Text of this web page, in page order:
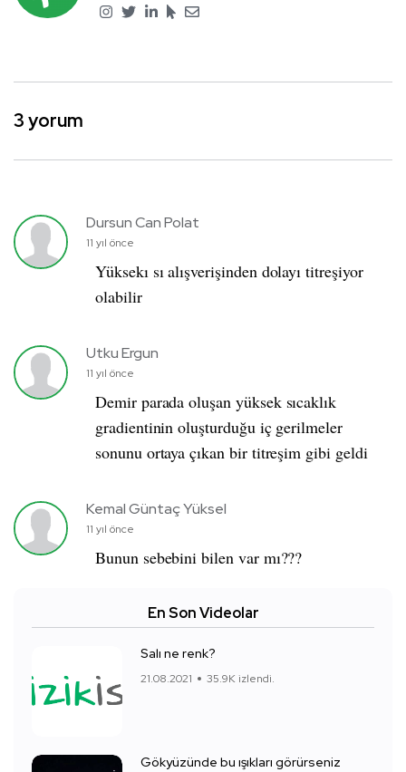
3 yorum
Dursun Can Polat
11 yıl önce
Yüksekı sı alışverişinden dolayı titreşiyor
olabilir
Utku Ergun
11 yıl önce
Demir parada oluşan yüksek sıcaklık
gradientinin oluşturduğu iç gerilmeler
sonunu ortaya çıkan bir titreşim gibi geldi
Kemal Güntaç Yüksel
11 yıl önce
Bunun sebebini bilen var mı???
En Son Videolar
Salı ne renk?
21.08.2021 35.9K izlendi.
Gökyüzünde bu ışıkları görürseniz